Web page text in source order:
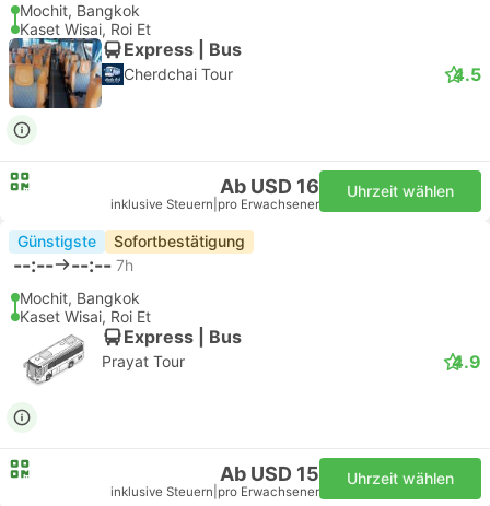
Mochit, Bangkok
Kaset Wisai, Roi Et
Express | Bus
Cherdchai Tour 4.5
Ab USD 16
inklusive Steuern pro Erwachsener
Uhrzeit wählen
Günstigste Sofortbestätigung
--:-- --:-- 7h
Mochit, Bangkok
Kaset Wisai, Roi Et
Express | Bus
Prayat Tour 4.9
Ab USD 15
inklusive Steuern pro Erwachsener
Uhrzeit wählen